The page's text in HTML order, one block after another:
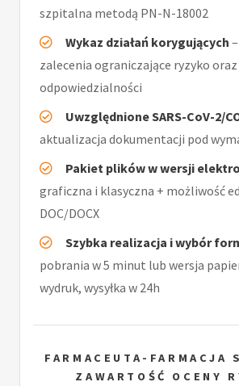
szpitalna metodą PN-N-18002
Wykaz działań korygujących
zalecenia ograniczające ryzyko
odpowiedzialności
Uwzględnione SARS-CoV-2/
aktualizacja dokumentacji pod
Pakiet plików w wersji
graficzna i klasyczna + możliwość
DOC/DOCX
Szybka realizacja i wybór
pobrania w 5 minut lub wersja
wydruk, wysyłka w 24h
FARMACEUTA-FARMACJA
ZAWARTOŚĆ OCENY